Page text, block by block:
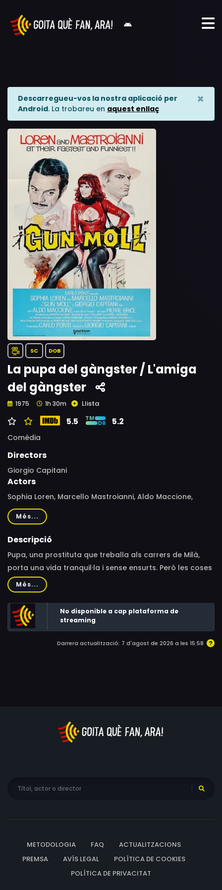
Descarregueu-vos la nostra aplicació per
Android. La trobareu en aquest enllaç
×
SC DOB
La pupa del gàngster / L'amiga
del gàngster
1975 1h 30m Llista
5.5 5.2
Comèdia
Directors
Giorgio Capitani
Actors
Sophia Loren, Marcello Mastroianni, Aldo Maccione,
Pierre Brice, Nazzareno Natale, Mario Maranzana, Alvaro
Vitali, Leopoldo Mastelloni, Dalila Di Lazzaro, Ester
Carloni, Franco Marino, Clara Colosimo, Renzo
Fanfoni, Lorenzo Piani, Corrado Monteforte, Umberto
Amambrini, Regina Elena Bisio, Filippo La Neve, Giuseppe
Marrocco
Més...
Descripció
Pupa, una prostituta que treballa als carrers de Milà,
porta una vida tranquil·la i sense ensurts. Però les coses
canvien ràpidament quan es veu obligada a treballar
per a Charlie Colletto, un criminal despietat que busca
el monopoli del negoci de la prostitució. Impressionat
per la singular bellesa de Pupa la converteix en la seva
favorita.
Més...
No disponible a cap plataforma de
streaming
Darrera actualització: 7 d'agost de 2026 a les 15:58
METODOLOGIA FAQ
ACTUALITZACIONS
PREMSA
AVÍS LEGAL
POLÍTICA DE COOKIES
POLÍTICA DE PRIVACITAT